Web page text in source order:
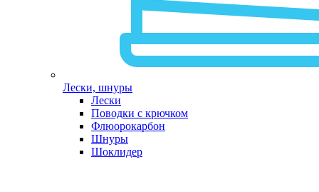
Лески, шнуры
Лески
Поводки с крючком
Флюорокарбон
Шнуры
Шоклидер